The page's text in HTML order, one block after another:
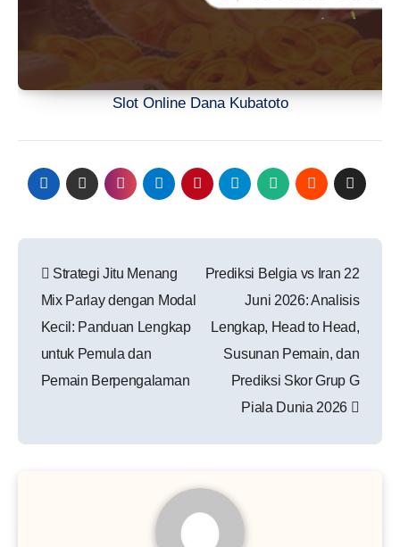
Slot Online Dana Kubatoto
navigation
Strategi Jitu Menang
Mix Parlay dengan Modal
Kecil: Panduan Lengkap
untuk Pemula dan
Pemain Berpengalaman
Prediksi Belgia vs Iran 22
Juni 2026: Analisis
Lengkap, Head to Head,
Susunan Pemain, dan
Prediksi Skor Grup G
Piala Dunia 2026